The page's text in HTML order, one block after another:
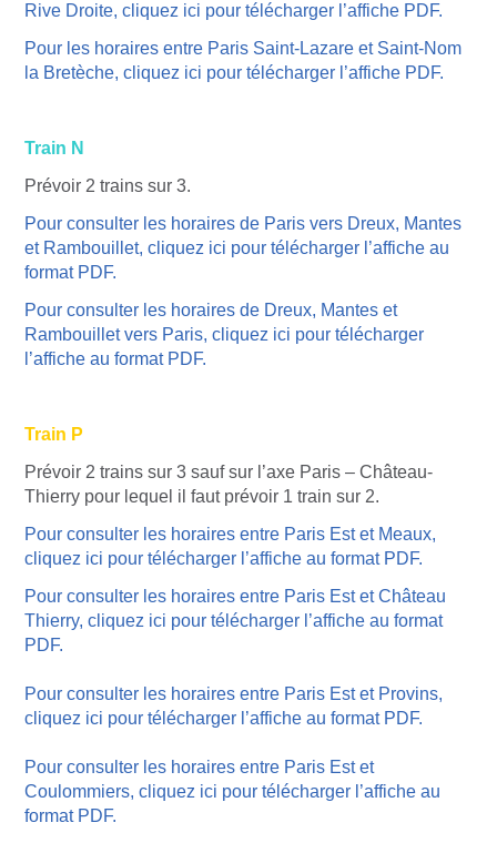
Rive Droite, cliquez ici pour télécharger l’affiche PDF.
Pour les horaires entre Paris Saint-Lazare et Saint-Nom
la Bretèche, cliquez ici pour télécharger l’affiche PDF.
Train N
Prévoir 2 trains sur 3.
Pour consulter les horaires de Paris vers Dreux, Mantes
et Rambouillet, cliquez ici pour télécharger l’affiche au
format PDF.
Pour consulter les horaires de Dreux, Mantes et
Rambouillet vers Paris, cliquez ici pour télécharger
l’affiche au format PDF.
Train P
Prévoir 2 trains sur 3 sauf sur l’axe Paris – Château-
Thierry pour lequel il faut prévoir 1 train sur 2.
Pour consulter les horaires entre Paris Est et Meaux,
cliquez ici pour télécharger l’affiche au format PDF.
Pour consulter les horaires entre Paris Est et Château
Thierry, cliquez ici pour télécharger l’affiche au format
PDF.
Pour consulter les horaires entre Paris Est et Provins,
cliquez ici pour télécharger l’affiche au format PDF.
Pour consulter les horaires entre Paris Est et
Coulommiers, cliquez ici pour télécharger l’affiche au
format PDF.